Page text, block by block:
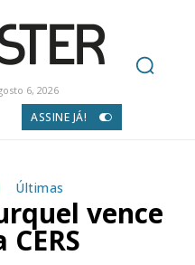
6, 2026
ASSINE JÁ!
Últimas
vence